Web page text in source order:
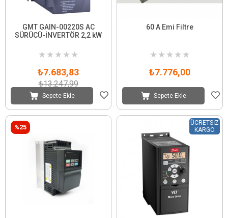
GMT GAIN-00220S AC
SÜRÜCÜ-İNVERTÖR 2,2 kW
★ ★ ★ ★ ★
₺7.683,83
₺13.247,99
Sepete Ekle
60 A Emi Filtre
★ ★ ★ ★ ★
₺7.776,00
Sepete Ekle
%25
ÜCRETSIZ
KARGO